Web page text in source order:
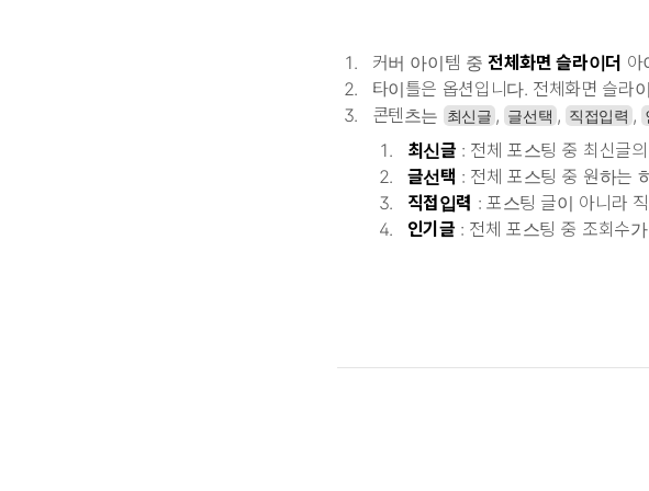
커버 아이템 중전체화면 슬라이더 아
타이틀은 옵션입니다. 전체화면 슬라
콘텐츠는
최신글 , 글선택 , 직접입력 ,
최신글 : 전체 포스팅 중 최신글
글선택 : 전체 포스팅 중 원하는
직접입력 : 포스팅 글이 아니라
인기글 : 전체 포스팅 중 조회수